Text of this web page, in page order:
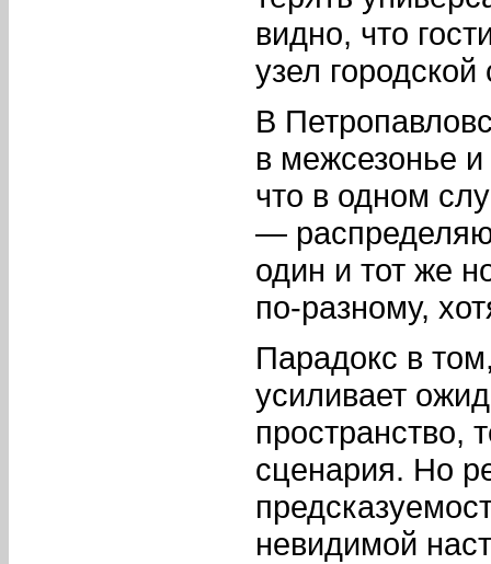
видно, что
узел
В
в межсезонье
что в одном
—
один и тот же
по-разному,
Парадокс в
усиливает
пространство,
сценария. Но
невидимой